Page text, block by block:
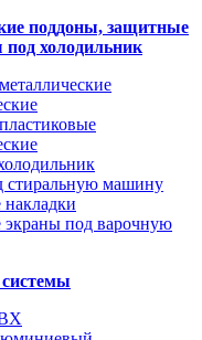
поддоны, защитные
под холодильник
стиральную машину
под варочную